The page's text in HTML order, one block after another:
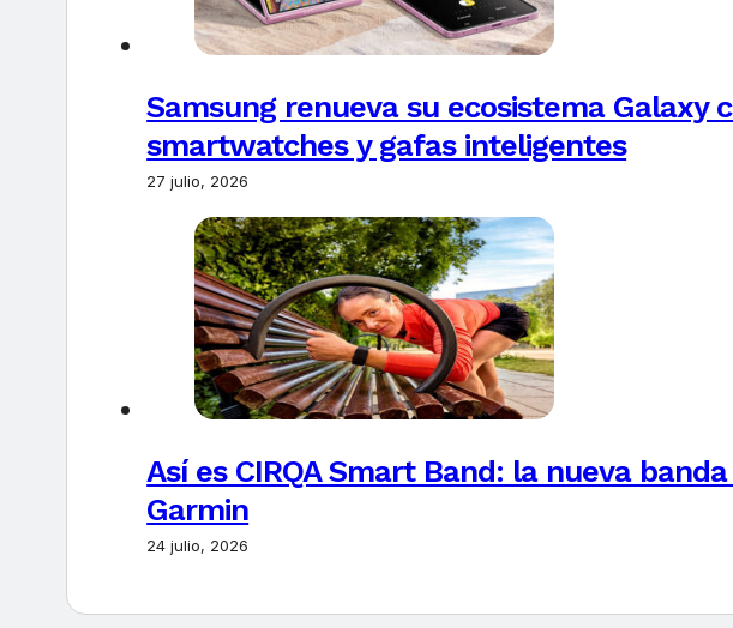
Samsung renueva su ecosistema Galaxy
smartwatches y gafas inteligentes
27 julio, 2026
Así es CIRQA Smart Band: la nueva
Garmin
24 julio, 2026